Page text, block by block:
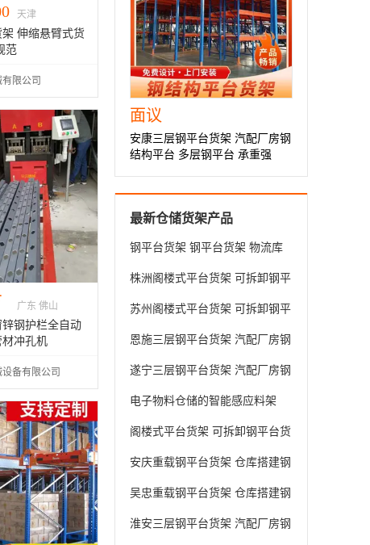
天津
伸缩悬臂式货
范
限公司
广东 佛山
钢护栏全自动
冲孔机
备有限公司
面议
安康三层钢平台货架 汽配厂房钢
结构平台 多层钢平台 承重强
最新仓储货架产品
钢平台货架 钢平台货架 物流库
房钢平台 免费测量 支持定制 选
株洲阁楼式平台货架 可拆卸钢平
台货架 仓储钢平台 ***承重
苏州阁楼式平台货架 可拆卸钢平
台货架 物流钢平台 河南厂家
恩施三层钢平台货架 汽配厂房钢
结构平台 五金库房钢平台 超厚
遂宁三层钢平台货架 汽配厂房钢
结构平台 二层储物钢平台 设计
电子物料仓储的智能感应料架
阁楼式平台货架 可拆卸钢平台货
架 多层钢平台 厂家
安庆重载钢平台货架 仓库搭建钢
平台 多层钢平台 多规格
吴忠重载钢平台货架 仓库搭建钢
平台 重型钢平台 大型
淮安三层钢平台货架 汽配厂房钢